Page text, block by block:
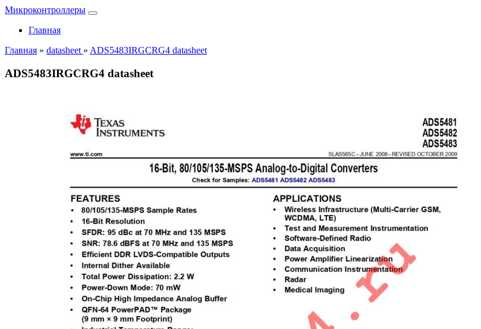
Микроконтроллеры
Главная
Главная » datasheet » ADS5483IRGCRG4 datasheet
ADS5483IRGCRG4 datasheet